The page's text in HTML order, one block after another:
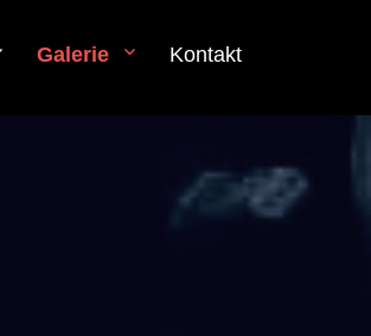
Galerie Kontakt